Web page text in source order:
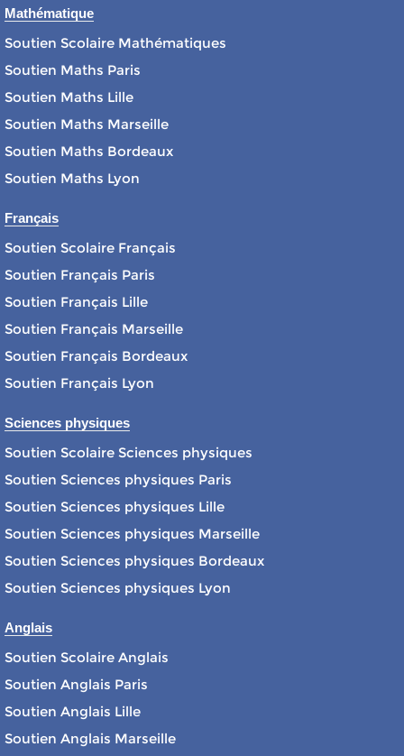
Mathématique
Soutien Scolaire Mathématiques
Soutien Maths Paris
Soutien Maths Lille
Soutien Maths Marseille
Soutien Maths Bordeaux
Soutien Maths Lyon
Français
Soutien Scolaire Français
Soutien Français Paris
Soutien Français Lille
Soutien Français Marseille
Soutien Français Bordeaux
Soutien Français Lyon
Sciences physiques
Soutien Scolaire Sciences physiques
Soutien Sciences physiques Paris
Soutien Sciences physiques Lille
Soutien Sciences physiques Marseille
Soutien Sciences physiques Bordeaux
Soutien Sciences physiques Lyon
Anglais
Soutien Scolaire Anglais
Soutien Anglais Paris
Soutien Anglais Lille
Soutien Anglais Marseille